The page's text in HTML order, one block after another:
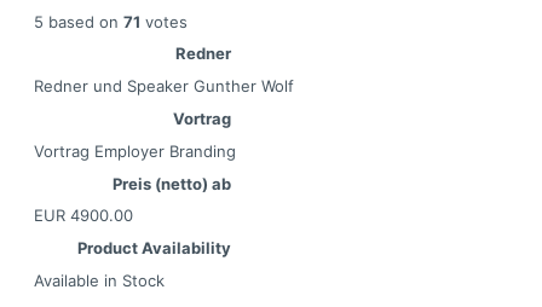
5 based on 71 votes
Redner
Redner und Speaker Gunther Wolf
Vortrag
Vortrag Employer Branding
Preis (netto) ab
EUR4900.00
Product Availability
Available in Stock